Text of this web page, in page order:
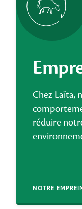
Chez Laïta,
réduire
NOTRE